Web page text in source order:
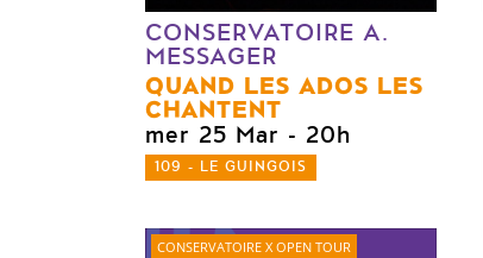
CONSERVATOIRE A.
MESSAGER
QUAND LES ADOS LES
CHANTENT
mer 25 Mar - 20h
109 - LE GUINGOIS
CONSERVATOIRE X OPEN TOUR